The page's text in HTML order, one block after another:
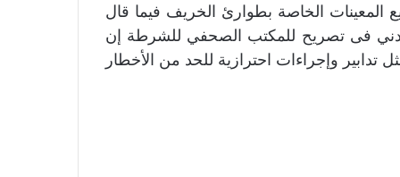
المعينات الخاصة بطوارئ الخريف فيما قال
فى تصريح للمكتب الصحفي للشرطة إن
تدابير وإجراءات احترازية للحد من الأخطار